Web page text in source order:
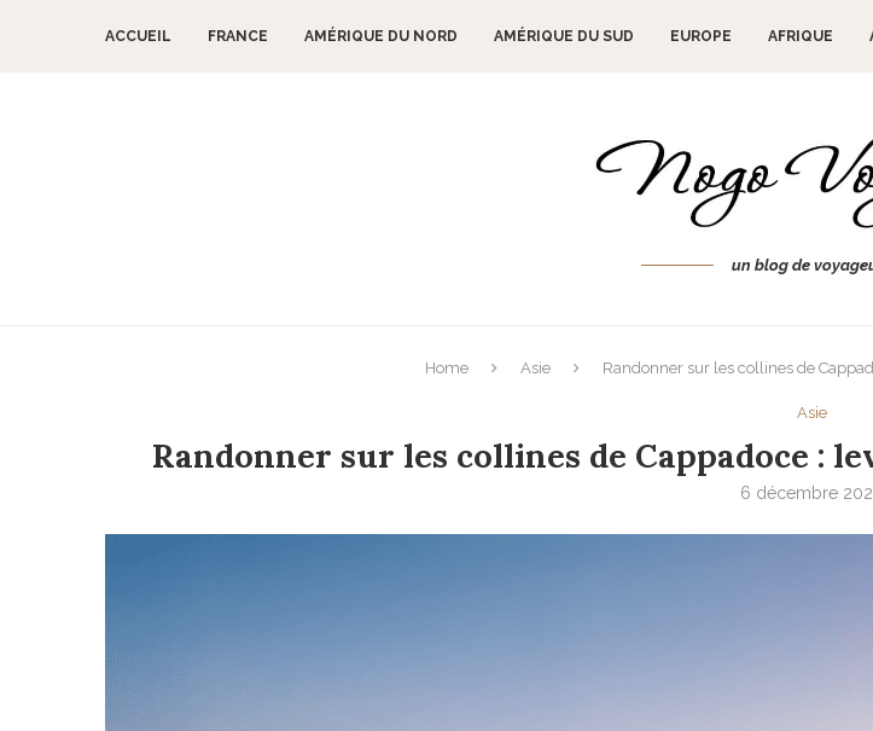
ACCUEIL FRANCE AMÉRIQUE DU NORD AMÉRIQUE DU SUD EUROPE AFRIQUE
un blog de
Home Asie Randonner sur les collines de
Asie
Randonner sur les collines de Cappadoce :
6 décembre